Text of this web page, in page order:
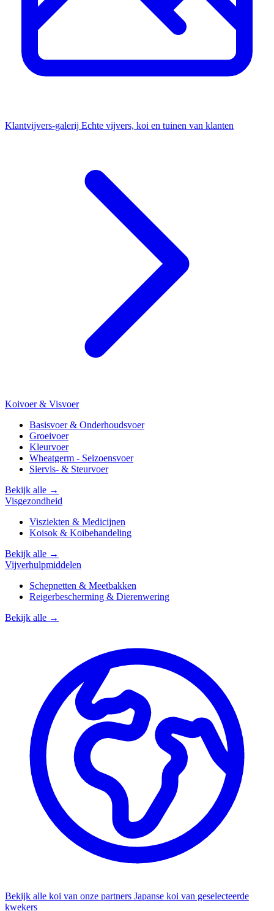
Klantvijvers-galerij Echte vijvers, koi en tuinen van klanten
Koivoer & Visvoer
Basisvoer & Onderhoudsvoer
Groeivoer
Kleurvoer
Wheatgerm - Seizoensvoer
Siervis- & Steurvoer
Bekijk alle →
Visgezondheid
Visziekten & Medicijnen
Koisok & Koibehandeling
Bekijk alle →
Vijverhulpmiddelen
Schepnetten & Meetbakken
Reigerbescherming & Dierenwering
Bekijk alle →
Bekijk alle koi van onze partners Japanse koi van geselecteerde
kwekers